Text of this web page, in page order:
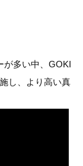
が多い中、GOKI
し、より高い真